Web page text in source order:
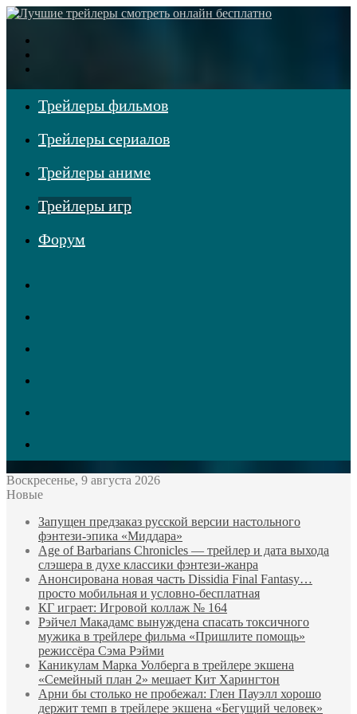
Трейлеры фильмов
Трейлеры сериалов
Трейлеры аниме
Трейлеры игр
Форум
Воскресенье, 9 августа 2026
Новые
Запущен предзаказ русской версии настольного
фэнтези-эпика «Миддара»
Age of Barbarians Chronicles — трейлер и дата выхода
слэшера в духе классики фэнтези-жанра
Анонсирована новая часть Dissidia Final Fantasy…
просто мобильная и условно-бесплатная
КГ играет: Игровой коллаж № 164
Рэйчел Макадамс вынуждена спасать токсичного
мужика в трейлере фильма «Пришлите помощь»
режиссёра Сэма Рэйми
Каникулам Марка Уолберга в трейлере экшена
«Семейный план 2» мешает Кит Харингтон
Арни бы столько не пробежал: Глен Пауэлл хорошо
держит темп в трейлере экшена «Бегущий человек»